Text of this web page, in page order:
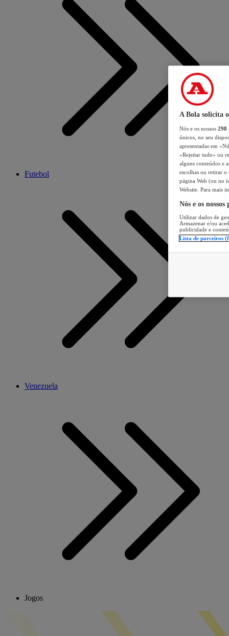
Futebol
Venezuela
Jogos
A Bola solicita
Nós e os nossos 298
únicos, no seu
apresentadas em
«Rejeitar tudo» ou
alguns conteúdos e
escolhas ou retirar
página Web (ou no
Website. Para mais
Nós e os
Utilizar dados de
Armazenar e/ou
publicidade e
Lista de parceiros